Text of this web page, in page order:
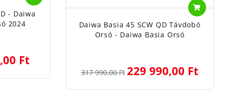
- Daiwa
2024
Ft
Daiwa Basia 45 SCW QD Távdobó
Orsó - Daiwa Basia Orsó
317 990,00 Ft 229 990,00 Ft